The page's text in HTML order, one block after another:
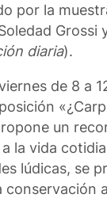
por la
Grossi
diaria).
de 8 a
un
la vida
lúdicas, se